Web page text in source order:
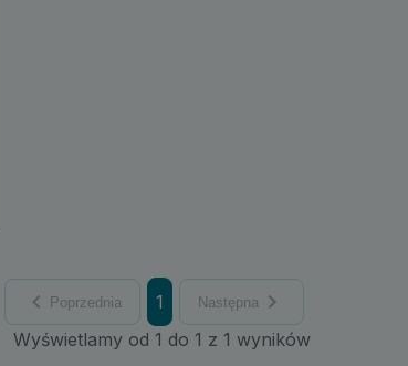
Poprzednia 1 Następna
Wyświetlamy od 1 do 1 z 1 wyników